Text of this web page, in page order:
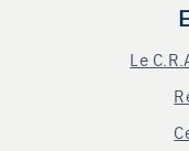
Le